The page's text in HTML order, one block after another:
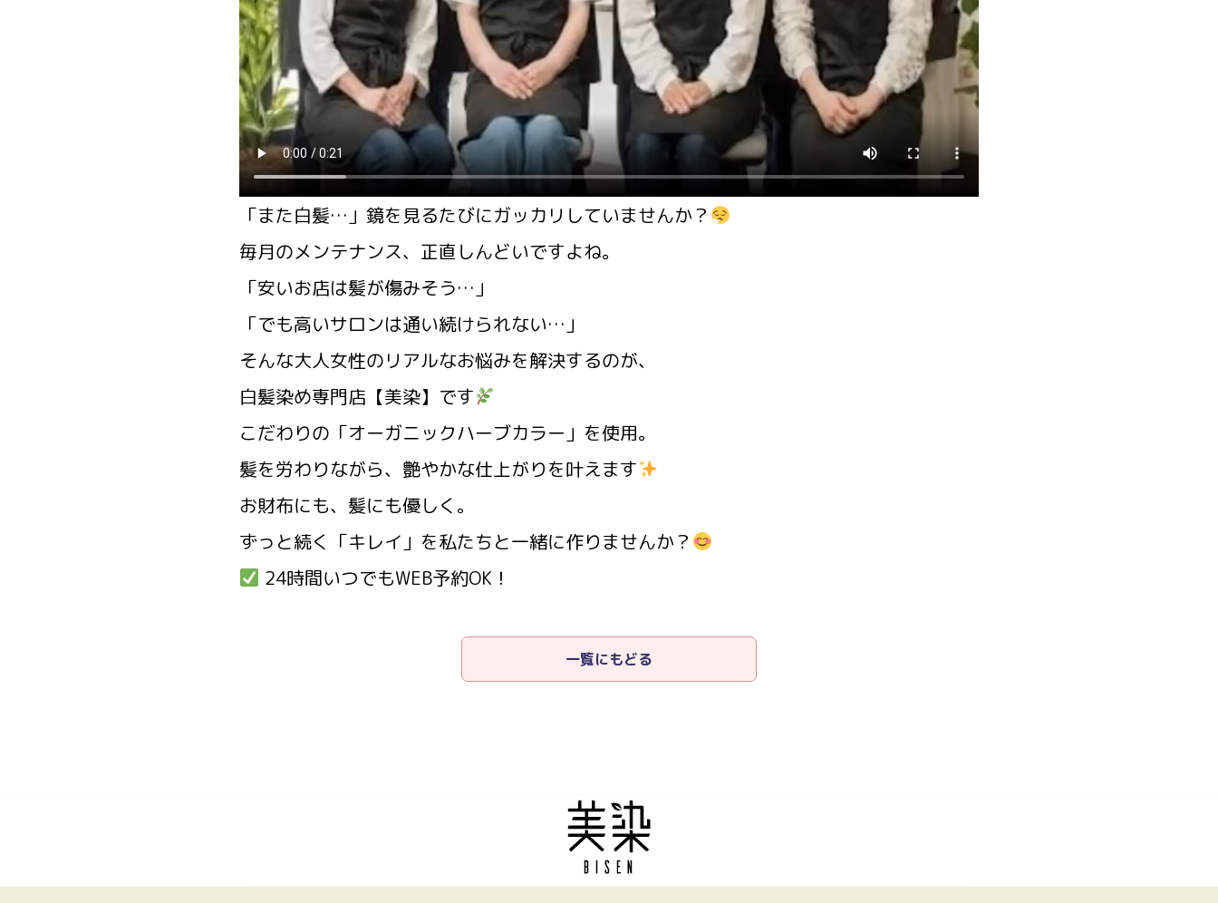
「また白髪…」鏡を見るたびにガッカリしていませんか？
毎月のメンテナンス、正直しんどいですよね。
「安いお店は髪が傷みそう…」
「でも高いサロンは通い続けられない…」
そんな大人女性のリアルなお悩みを解決するのが、
白髪染め専門店【美染】です
こだわりの「オーガニックハーブカラー」を使用。
髪を労わりながら、艶やかな仕上がりを叶えます
お財布にも、髪にも優しく。
ずっと続く「キレイ」を私たちと一緒に作りませんか？
24時間いつでもWEB予約OK！
一覧にもどる